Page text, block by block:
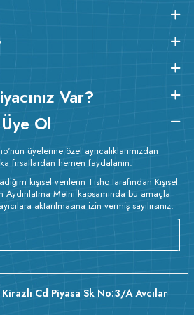
uygulanan kaliteli bir üründür.
boyalar sertifikalı ve güvenlidir;
yıkanır. Kuru temizleme yapılmaz.
Orta ısıda ve tersten ütülenir.
Var?
Ol
üyelerine özel ayrıcalıklarımızdan
fırsatlardan hemen faydalanın.
kişisel verilerin Tisho tarafından Kişisel
Aydınlatma Metni kapsamında bu amaçla
aktarılmasına izin vermiş sayılırsınız.
Cd Piyasa Sk No:3/A Avcılar